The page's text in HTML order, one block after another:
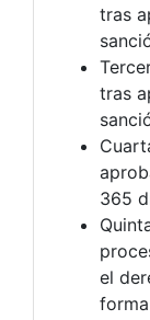
tras
tras
365
el